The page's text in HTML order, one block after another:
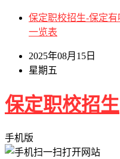
保定职校招生-保定
一览表
2025年08月15日
星期五
保定职校招生
手机版